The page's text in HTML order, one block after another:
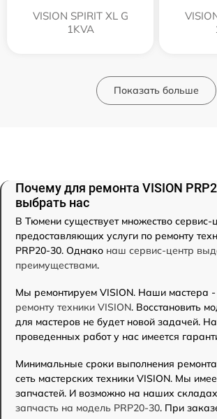
VISION SPIRIT XL G
1KVA
Показать больше
Почему для ремонта VISION
выбрать нас
В Тюмени существует множество сервис-
предоставляющих услуги по ремонту
PRP20-30. Однако наш сервис-центр
преимуществами.
Мы ремонтируем VISION. Наши мастера -
ремонту техники VISION. Восстановить
для мастеров не будет новой задачей.
проведенных работ у нас имеется
Минимальные сроки выполнения
сеть мастерских техники VISION. Мы
запчастей. И возможно на наших складах
запчасть на модель PRP20-30. При